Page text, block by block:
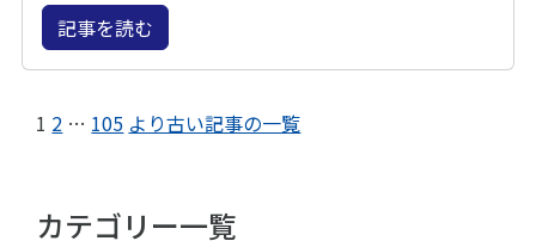
記事を読む
1 2 … 105 より古い記事の一覧
カテゴリー一覧